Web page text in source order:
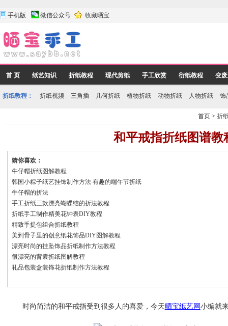
手机版 微信公众号 收藏晒宝
首 页 纸艺知识 折纸教程 现代剪纸 手工欣赏 衍纸教程 变
折纸教程： 折纸视频 三角插 几何折纸 植物折纸 动物折纸 人物折纸 饰
首页 >折
和平戒指折纸图谱教
猜你喜欢：
牛仔帽折纸图解教程
韩国小粽子纸艺挂饰制作方法 有趣的端午节折纸
牛仔帽的折法
手工折纸三款漂亮蝴蝶结的折法教程
折纸手工制作精美花钟表DIY教程
精致手提包组合折纸教程
美到骨子里的创意纸花饰品DIY图解教程
漂亮时尚的挂坠饰品折纸制作方法教程
很漂亮的背囊折纸图解教程
礼品包装盒装饰花折纸制作方法教程
时尚简洁的和平戒指受到很多人的喜爱，今天晒宝纸艺网 小编就